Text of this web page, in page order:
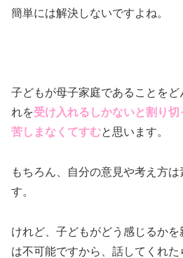
簡単には解決しないですよね。
子どもが母子家庭であることを
れを受け入れるしかないと割り
苦しまなくてすむと思います。
もちろん、自分の意見や考え方
す。
けれど、子どもがどう感じるか
は不可能ですから、話してくれ